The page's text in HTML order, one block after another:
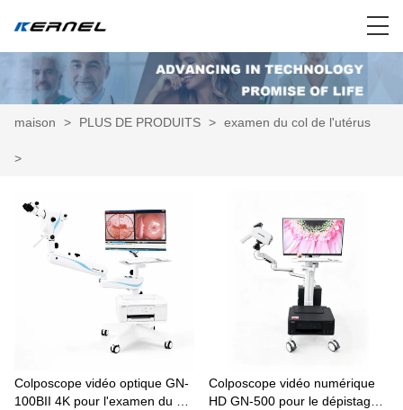
maison > PLUS DE PRODUITS > examen du col de l'utérus
>
Colposcope vidéo optique GN-
100BII 4K pour l'examen du col
Colposcope vidéo numérique
HD GN-500 pour le dépistage